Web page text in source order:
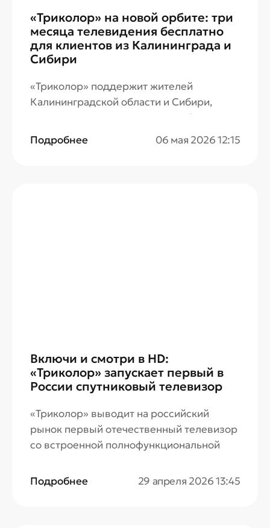
«Триколор» на новой орбите: три
месяца телевидения бесплатно
для клиентов из Калининграда и
Сибири
«Триколор» поддержит жителей
Калининградской области и Сибири,
доступа к телевидению из-за аварии на
спутнике «Экспресс-АТ1». Оператор
Подробнее 06 мая 2026 12:15
Включи и смотри в HD:
«Триколор» запускает первый в
России спутниковый телевизор
«Триколор» выводит на российский
рынок первый отечественный телевизор
со встроенной полнофункциональной
дюйма полностью заменяет отдельную
приставку и работает в двух режимах:
Подробнее 29 апреля 2026 13:45